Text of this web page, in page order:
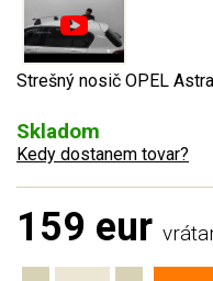
Strešný nosič OPEL
Skladom
Kedy dostanem tovar?
159 eur